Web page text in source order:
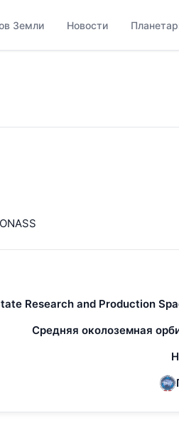
Земли Новости
Research and Production
Средняя околоземная